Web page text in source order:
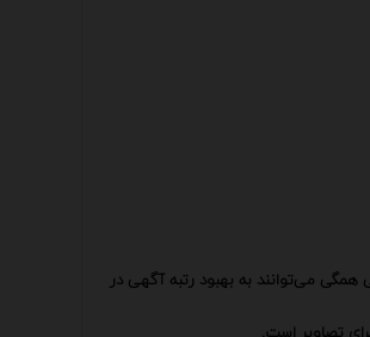
می‌توانند به بهبود رتبه آگهی در